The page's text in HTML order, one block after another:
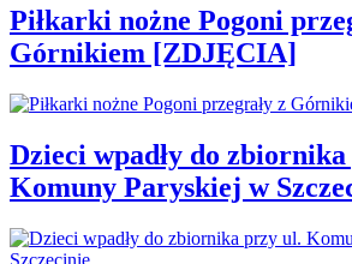
Piłkarki nożne Pogoni
Górnikiem [ZDJĘCIA]
Dzieci wpadły do
Komuny Paryskiej w